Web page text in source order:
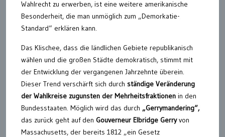
Wahlrecht zu erwerben, ist eine weitere amerikanische
Besonderheit, die man unmöglich zum „Demorkatie-
Standard“ erklären kann.
Das Klischee, dass die ländlichen Gebiete republikanisch
wählen und die großen Städte demokratisch, stimmt mit
der Entwicklung der vergangenen Jahrzehnte überein.
Dieser Trend verschärft sich durch ständige Veränderung
der Wahlkreise zugunsten der Mehrheitsfraktionen in den
Bundesstaaten. Möglich wird das durch „Gerrymandering“,
das zurück geht auf den Gouverneur Elbridge Gerryvon
Massachusetts, der bereits 1812 „ein Gesetz